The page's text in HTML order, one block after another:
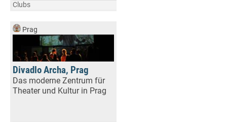
Clubs
Prag
Divadlo Archa, Prag
Das moderne Zentrum für
Theater und Kultur in Prag